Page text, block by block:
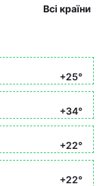
Всі країни
+25°
+34°
+22°
+22°